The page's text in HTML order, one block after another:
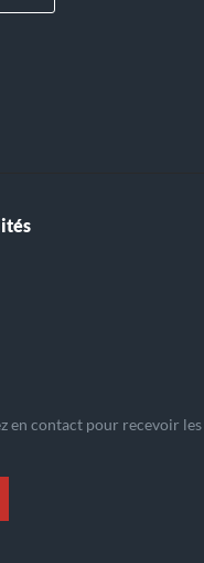
en contact pour recevoir